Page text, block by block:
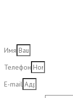
Имя
Телефон
E-mail